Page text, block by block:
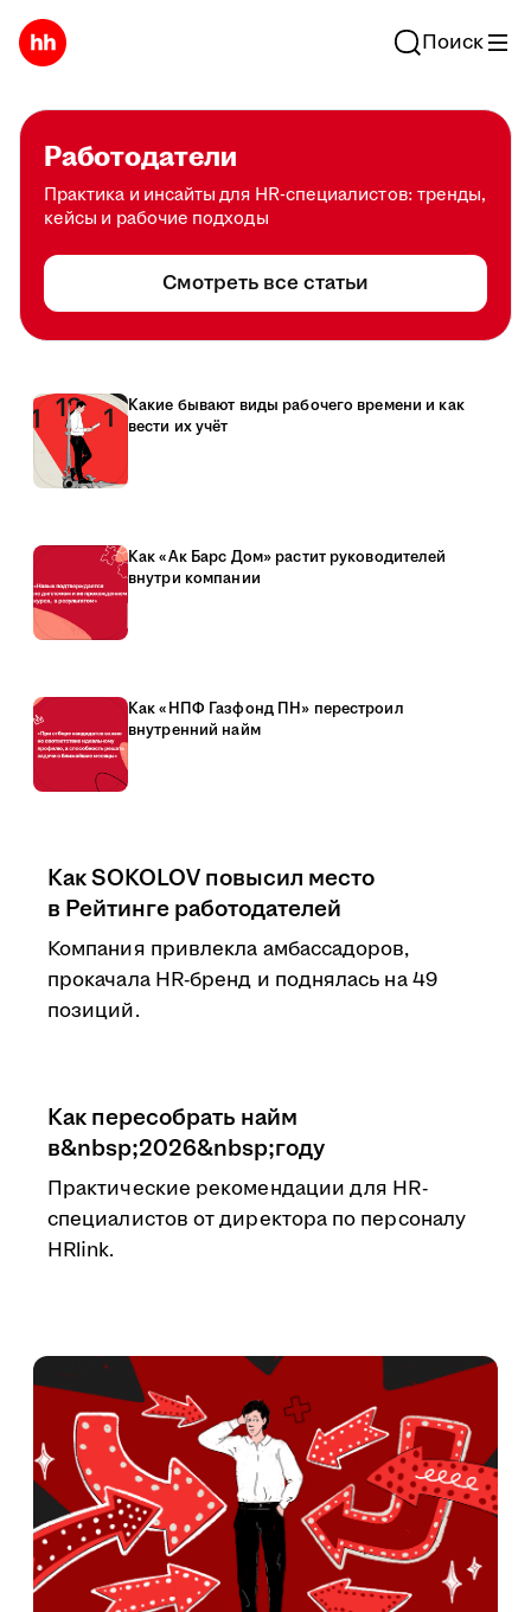
Поиск
Работодатели
Практика и инсайты для HR-специалистов: тренды,
кейсы и рабочие подходы
Смотреть все статьи
Какие бывают виды рабочего времени и как
вести их учёт
Как «Ак Барс Дом» растит руководителей
внутри компании
Как «НПФ Газфонд ПН» перестроил
внутренний найм
Как SOKOLOV повысил место
в Рейтинге работодателей
Компания привлекла амбассадоров,
прокачала HR-бренд и поднялась на 49
позиций.
Как пересобрать найм
в&nbsp;2026&nbsp;году
Практические рекомендации для HR-
специалистов от директора по персоналу
HRlink.